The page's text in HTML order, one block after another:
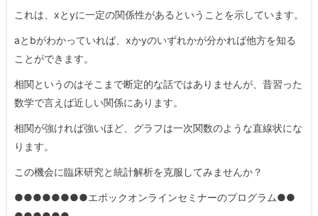
これは、xとyに一定の関係性があるということを示しています。
aとbがわかっていれば、xかyのいずれかが分かれば他方を知る
ことができます。
相関というのはそこまで断定的な話ではありませんが、昔習った
数学で言えば近しい関係にあります。
相関が強ければ強いほど、グラフは一次関数のような直線状にな
ります。
この機会に臨床研究と統計解析を克服してみませんか？
●●●●●●●●エポックオンラインセミナーのプログラム●●